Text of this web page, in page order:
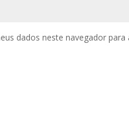
dados neste navegador